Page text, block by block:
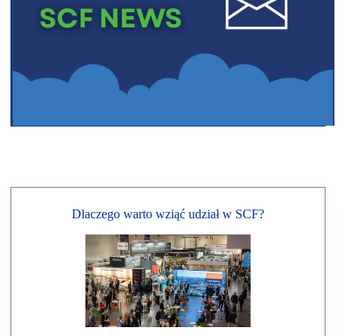
Dlaczego warto wziąć udział w SCF?